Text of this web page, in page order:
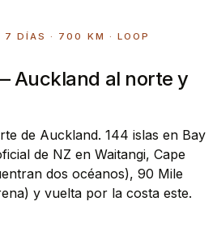
7 DÍAS · 700 KM · LOOP
Auckland al norte y
de Auckland. 144 islas en Bay
de NZ en Waitangi, Cape
dos océanos), 90 Mile
y vuelta por la costa este.